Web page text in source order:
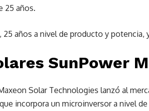
25 años.
25 años a nivel de producto y potencia,
SunPower
Solar Technologies lanzó al
incorpora un microinversor a nivel